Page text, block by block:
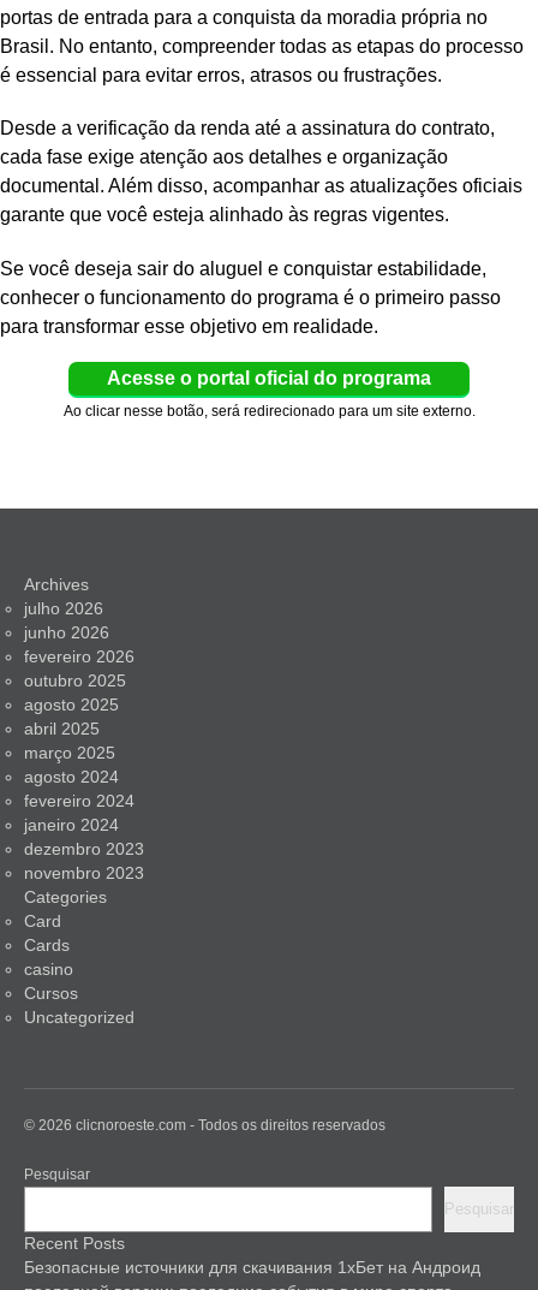
portas de entrada para a conquista da moradia própria no
Brasil. No entanto, compreender todas as etapas do processo
é essencial para evitar erros, atrasos ou frustrações.
Desde a verificação da renda até a assinatura do contrato,
cada fase exige atenção aos detalhes e organização
documental. Além disso, acompanhar as atualizações oficiais
garante que você esteja alinhado às regras vigentes.
Se você deseja sair do aluguel e conquistar estabilidade,
conhecer o funcionamento do programa é o primeiro passo
para transformar esse objetivo em realidade.
Acesse o portal oficial do programa
Ao clicar nesse botão, será redirecionado para um site externo.
Archives
julho 2026
junho 2026
fevereiro 2026
outubro 2025
agosto 2025
abril 2025
março 2025
agosto 2024
fevereiro 2024
janeiro 2024
dezembro 2023
novembro 2023
Categories
Card
Cards
casino
Cursos
Uncategorized
© 2026 clicnoroeste.com - Todos os direitos reservados
Pesquisar
Pesquisar
Recent Posts
Безопасные источники для скачивания 1хБет на Андроид